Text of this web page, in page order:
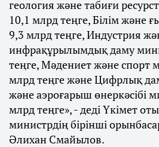
геология және табиғи
10,1 млрд теңге, Білім және
9,3 млрд теңге, Индустрия
инфрақұрылымдық даму
теңге, Мәдениет және спорт
млрд теңге және Цифрлық
және аэроғарыш өнеркәсібі
млрд теңге», - деді Үкімет
министрдің бірінші
Әлихан Смайылов.